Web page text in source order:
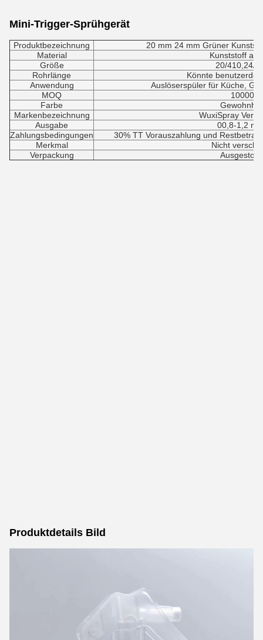
Mini-Trigger-Sprühgerät
Produktbezeichnung
20 mm 24 mm Grüner
Material
Kunststoff
Größe
20/410,24/
Rohrlänge
Könnte
Anwendung
Auslöserspüler für Küche,
MOQ
10000
Farbe
Markenbezeichnung
WuxiSpray
Ausgabe
00,8-1,2
Zahlungsbedingungen
30% TT Vorauszahlung und
Merkmal
Nicht
Verpackung
Produktdetails Bild